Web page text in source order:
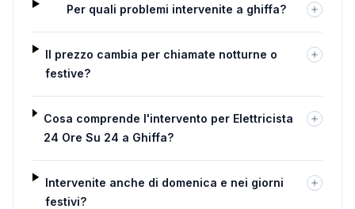
Per quali problemi intervenite a ghiffa?
Il prezzo cambia per chiamate notturne o
festive?
Cosa comprende l'intervento per Elettricista
24 Ore Su 24 a Ghiffa?
Intervenite anche di domenica e nei giorni
festivi?